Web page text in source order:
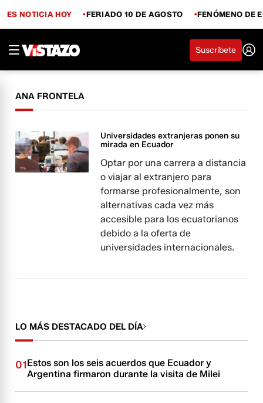
ES NOTICIA HOY FERIADO 10 DE AGOSTO FENÓMENO DE
Suscríbete
ANA FRONTELA
Universidades extranjeras ponen su
mirada en Ecuador
Optar por una carrera a distancia
o viajar al extranjero para
formarse profesionalmente, son
alternativas cada vez más
accesible para los ecuatorianos
debido a la oferta de
universidades internacionales.
LO MÁS DESTACADO DEL DÍA
01Estos son los seis acuerdos que Ecuador y
Argentina firmaron durante la visita de Milei